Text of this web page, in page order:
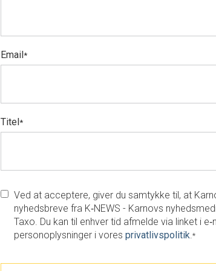
Email*
Titel*
Ved at acceptere, giver du samtykke til, at
nyhedsbreve fra K‑NEWS - Karnovs
Taxo. Du kan til enhver tid afmelde via linket i
personoplysninger i voresprivatlivspolitik.*